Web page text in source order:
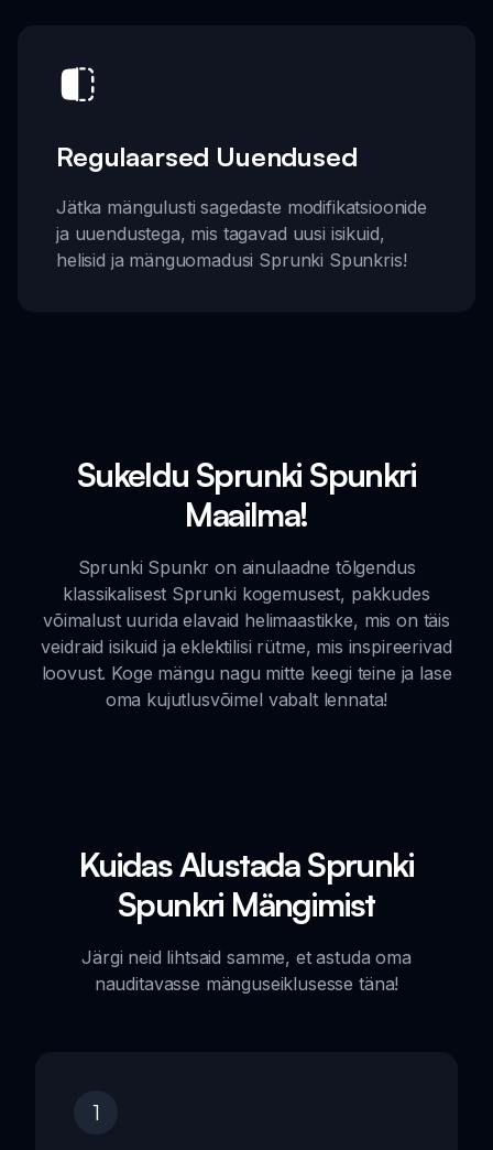
Regulaarsed Uuendused
Jätka mängulusti sagedaste modifikatsioonide
ja uuendustega, mis tagavad uusi isikuid,
helisid ja mänguomadusi Sprunki Spunkris!
Sukeldu Sprunki Spunkri
Maailma!
Sprunki Spunkr on ainulaadne tõlgendus
klassikalisest Sprunki kogemusest, pakkudes
võimalust uurida elavaid helimaastikke, mis on täis
veidraid isikuid ja eklektilisi rütme, mis inspireerivad
loovust. Koge mängu nagu mitte keegi teine ja lase
oma kujutlusvõimel vabalt lennata!
Kuidas Alustada Sprunki
Spunkri Mängimist
Järgi neid lihtsaid samme, et astuda oma
nauditavasse mänguseiklusesse täna!
1